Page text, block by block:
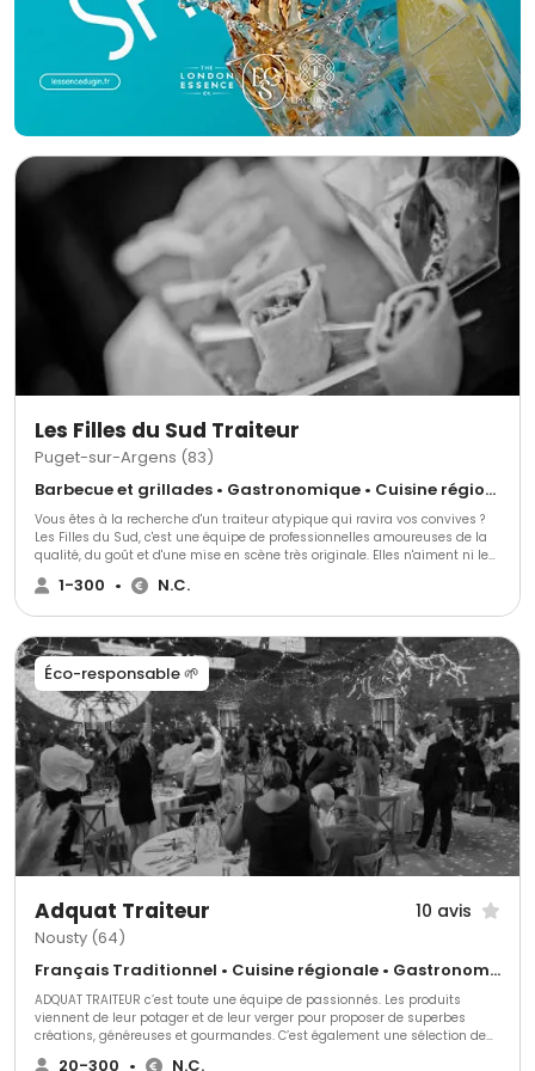
Les Filles du Sud Traiteur
Puget-sur-Argens (83)
Barbecue et grillades • Gastronomique • Cuisine régionale
Vous êtes à la recherche d'un traiteur atypique qui ravira vos convives ?
Les Filles du Sud, c'est une équipe de professionnelles amoureuses de la
qualité, du goût et d'une mise en scène très originale. Elles n'aiment ni les
buffets nappés en blanc, ni les pièces de cocktail alignées. Ce traiteur
privilégie l'élégance du service au plateau et des stands en bois ou en
1-300 • N.C.
Éco-responsable 🌱
Adquat Traiteur 10 avis
Nousty (64)
Français Traditionnel • Cuisine régionale • Gastronomique
ADQUAT TRAITEUR c’est toute une équipe de passionnés. Les produits
viennent de leur potager et de leur verger pour proposer de superbes
créations, généreuses et gourmandes. C’est également une sélection de
produits de qualités auprès des producteurs locaux de la région.
20-300 • N.C.